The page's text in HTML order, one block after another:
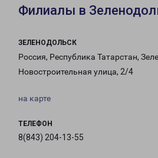
Филиалы в
ЗЕЛЕНОДОЛЬСК
Россия, Республика Татарстан,
Новостроительная улица, 2/4
на карте
ТЕЛЕФОН
8(843) 204-13-55